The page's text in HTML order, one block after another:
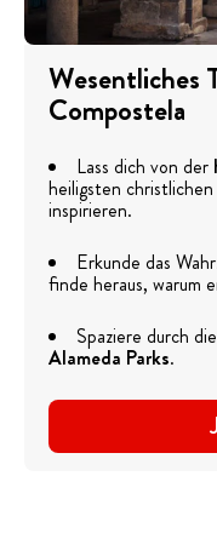
Wesentliches
Compostela
Lass dich von der
heiligsten
inspirieren.
Erkunde das
finde heraus, warum
Spaziere durch
Alameda Parks.